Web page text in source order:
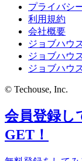
プライバシ
利用規約
会社概要
ジョブハウ
ジョブハウ
ジョブハウ
© Techouse, Inc.
会員登録し
GET！